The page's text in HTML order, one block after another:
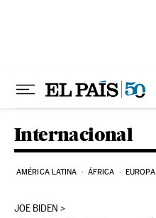
Internacional
AMÉRICA LATINA ÁFRICA EUROPA
JOE BIDEN